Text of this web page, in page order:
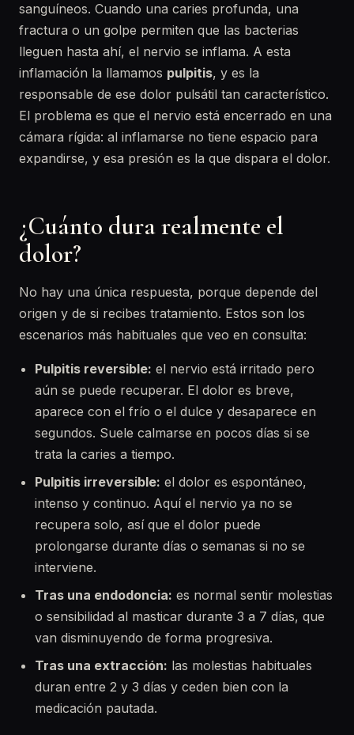
sanguíneos. Cuando una caries profunda, una
fractura o un golpe permiten que las bacterias
lleguen hasta ahí, el nervio se inflama. A esta
inflamación la llamamos pulpitis, y es la
responsable de ese dolor pulsátil tan característico.
El problema es que el nervio está encerrado en una
cámara rígida: al inflamarse no tiene espacio para
expandirse, y esa presión es la que dispara el dolor.
¿Cuánto dura realmente el
dolor?
No hay una única respuesta, porque depende del
origen y de si recibes tratamiento. Estos son los
escenarios más habituales que veo en consulta:
Pulpitis reversible: el nervio está irritado pero
aún se puede recuperar. El dolor es breve,
aparece con el frío o el dulce y desaparece en
segundos. Suele calmarse en pocos días si se
trata la caries a tiempo.
Pulpitis irreversible: el dolor es espontáneo,
intenso y continuo. Aquí el nervio ya no se
recupera solo, así que el dolor puede
prolongarse durante días o semanas si no se
interviene.
Tras una endodoncia: es normal sentir molestias
o sensibilidad al masticar durante 3 a 7 días, que
van disminuyendo de forma progresiva.
Tras una extracción: las molestias habituales
duran entre 2 y 3 días y ceden bien con la
medicación pautada.